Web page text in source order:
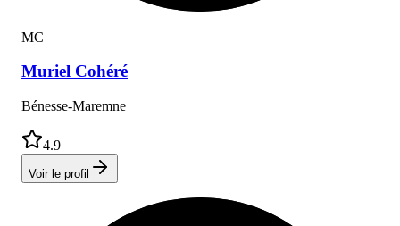
MC
Muriel Cohéré
Bénesse-Maremne
4.9
Voir le profil